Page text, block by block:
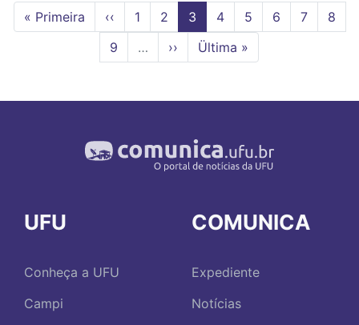
Primeira
página
« Primeira
Página
anterior
‹‹ Page
1 Page
2
Página
atual
3 Page
4 Page
5 Page
6 Page
7 Page
8
Page
9 …
Próxima
página
››
Última
página
Ültima »
UFU
Conheça a UFU
Campi
COMUNICA
Expediente
Notícias